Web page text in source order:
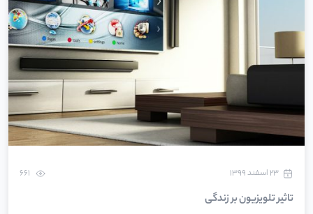
۲۳ اسفند ۱۳۹۹
تاثیر تلویزیون بر زندگی